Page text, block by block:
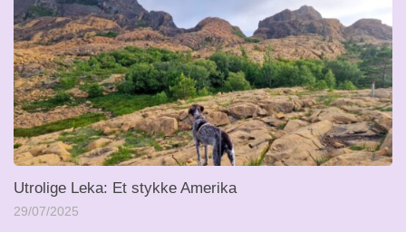
Utrolige Leka: Et stykke Amerika
29/07/2025